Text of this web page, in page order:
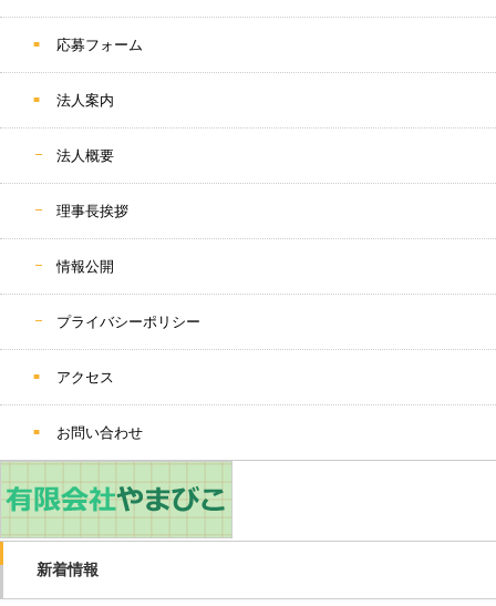
応募フォーム
法人案内
法人概要
理事長挨拶
情報公開
プライバシーポリシー
アクセス
お問い合わせ
新着情報